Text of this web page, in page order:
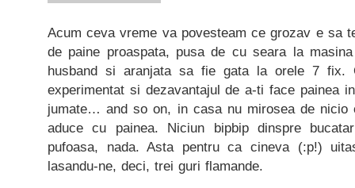
Acum ceva vreme va povesteam ce grozav e sa
de paine proaspata, pusa de cu seara la
husband si aranjata sa fie gata la orele 7 fix.
experimentat si dezavantajul de a-ti face painea
jumate… and so on, in casa nu mirosea de nicio
aduce cu painea. Niciun bipbip dinspre
pufoasa, nada. Asta pentru ca cineva (:p!)
lasandu-ne, deci, trei guri flamande.